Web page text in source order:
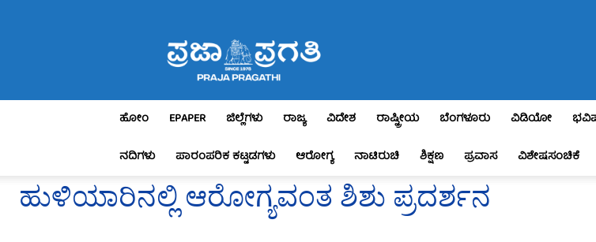
Pragathi
ಹೋಂ EPAPER ಜಿಲ್ಲೆಗಳು ರಾಜ್ಯ ವಿದೇಶ ರಾಷ್ಟ್ರೀಯ ಬೆಂಗಳೂರು ವಿಡಿಯೋ
ನದಿಗಳು
ಪಾರಂಪರಿಕ ಕಟ್ಟಡಗಳು ಆರೋಗ್ಯ ನಾಟಿರುಚಿ ಶಿಕ್ಷಣ ಪ್ರವಾಸ ವಿಶೇಷಸಂಚಿಕೆ
ಹುಳಿಯಾರಿನಲ್ಲಿ ಆರೋಗ್ಯವಂತ ಶಿಶು ಪ್ರದರ್ಶನ